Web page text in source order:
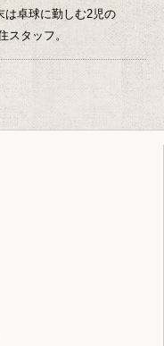
は卓球に勤しむ2児の
スタッフ。